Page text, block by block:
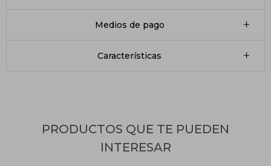
Medios de pago
Características
PRODUCTOS QUE TE PUEDEN
INTERESAR